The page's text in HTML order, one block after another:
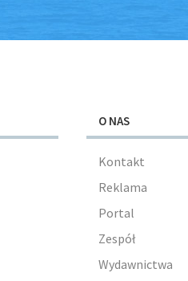
O NAS
Kontakt
Reklama
Portal
Zespół
Wydawnictwa